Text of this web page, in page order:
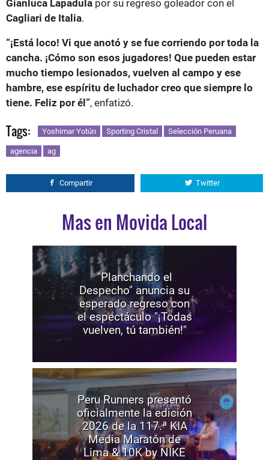
Gianluca Lapadula por su regreso goleador con el
Cagliari de Italia.
“¡Está loco! Vi que anotó y se fue corriendo por toda la
cancha. ¡Cómo son esos jugadores! Que pueden estar
mucho tiempo lesionados, vuelven al campo y ese
hambre, ese espíritu de luchador creo que siempre lo
tiene. Feliz por él”, enfatizó.
Tags: Yoshimar Yotún Sporting Cristal Selección Peruana
agencia ag
Compartir Twitter
Mas en Movida Local
"Planchando el
Despecho" anuncia su
esperado regreso con
el espectáculo "¡Todas
vuelven, tú también!"
Peru Runners presentó
oficialmente la edición
2026 de la 117.ª KIA
Media Maratón de
Lima & 10K by NIKE